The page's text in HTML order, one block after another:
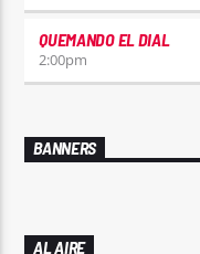
QUEMANDO EL DIAL
2:00pm
BANNERS
AL AIRE